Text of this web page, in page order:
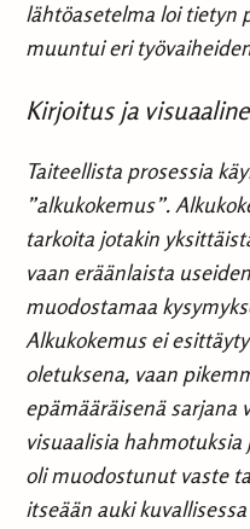
lähtöasetelma loi tietyn
muuntui eri
Kirjoitus ja
Taiteellista prosessia
”alkukokemus”.
tarkoita jotakin
vaan eräänlaista
muodostamaa
Alkukokemus ei
oletuksena, vaan
epämääräisenä sarjana
visuaalisia
oli muodostunut vaste
itseään auki